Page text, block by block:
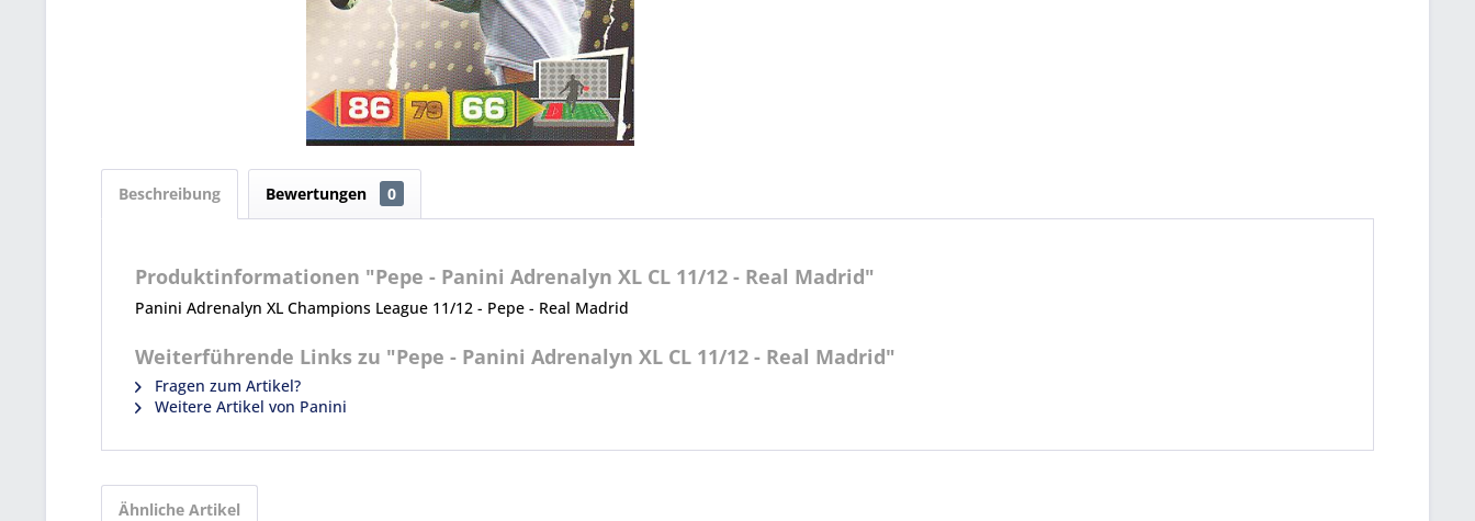
Beschreibung Bewertungen 0
Produktinformationen "Pepe - Panini Adrenalyn XL CL 11/12 - Real Madrid"
Panini Adrenalyn XL Champions League 11/12 - Pepe - Real Madrid
Weiterführende Links zu "Pepe - Panini Adrenalyn XL CL 11/12 - Real Madrid"
Fragen zum Artikel?
Weitere Artikel von Panini
Ähnliche Artikel